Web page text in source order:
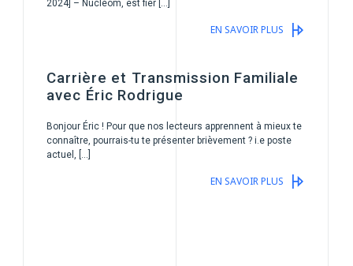
2024] – Nucléom, est fier […]
EN SAVOIR PLUS
Carrière et Transmission Familiale
avec Éric Rodrigue
Bonjour Éric ! Pour que nos lecteurs apprennent à mieux te
connaître, pourrais-tu te présenter brièvement ? i.e poste
actuel, […]
EN SAVOIR PLUS